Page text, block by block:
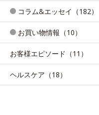
コラム&エッセイ（182）
お買い物情報（10）
お客様エピソード（11）
ヘルスケア（18）